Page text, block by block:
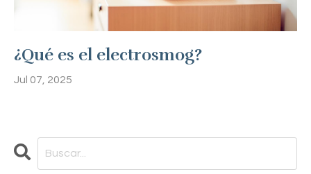
¿Qué es el electrosmog?
Jul 07, 2025